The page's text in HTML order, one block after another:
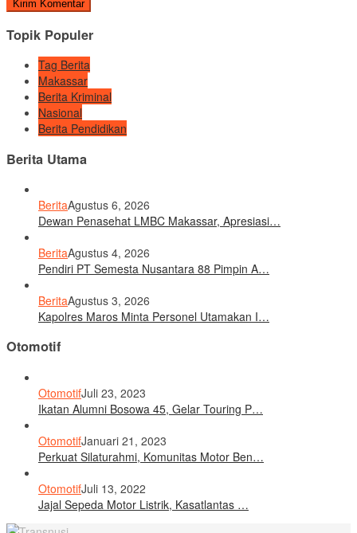
Topik Populer
Tag Berita
Makassar
Berita Kriminal
Nasional
Berita Pendidikan
Berita Utama
BeritaAgustus 6, 2026
Dewan Penasehat LMBC Makassar, Apresiasi…
BeritaAgustus 4, 2026
Pendiri PT Semesta Nusantara 88 Pimpin A…
BeritaAgustus 3, 2026
Kapolres Maros Minta Personel Utamakan I…
Otomotif
OtomotifJuli 23, 2023
Ikatan Alumni Bosowa 45, Gelar Touring P…
OtomotifJanuari 21, 2023
Perkuat Silaturahmi, Komunitas Motor Ben…
OtomotifJuli 13, 2022
Jajal Sepeda Motor Listrik, Kasatlantas …